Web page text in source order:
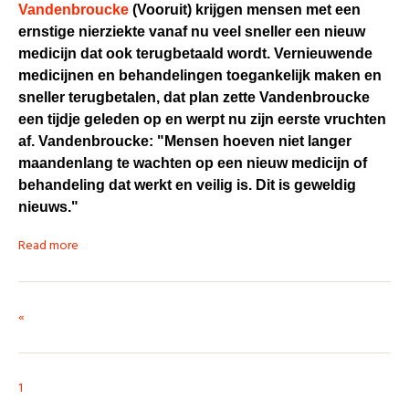
Vandenbroucke (Vooruit) krijgen mensen met een
ernstige nierziekte vanaf nu veel sneller een nieuw
medicijn dat ook terugbetaald wordt. Vernieuwende
medicijnen en behandelingen toegankelijk maken en
sneller terugbetalen, dat plan zette Vandenbroucke
een tijdje geleden op en werpt nu zijn eerste vruchten
af. Vandenbroucke: "Mensen hoeven niet langer
maandenlang te wachten op een nieuw medicijn of
behandeling dat werkt en veilig is. Dit is geweldig
nieuws."
Read more
«
1